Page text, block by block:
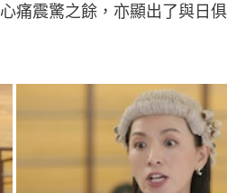
痛震驚之餘，亦顯出了與日